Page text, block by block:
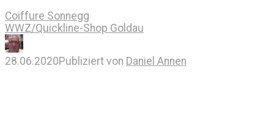
Coiffure Sonnegg
WWZ/Quickline-Shop Goldau
28.06.2020Publiziert von Daniel Annen